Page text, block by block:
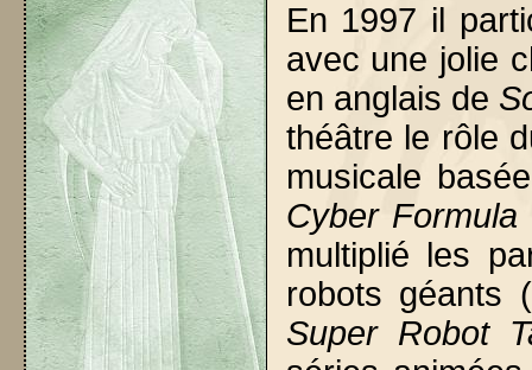
En 1997 il
avec une jolie
en anglais de
théâtre le rôle
musicale
Cyber Formula
multiplié les
robots géants
Super Robot